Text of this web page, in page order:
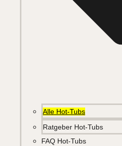
Alle Hot-Tubs
Ratgeber Hot-Tubs
FAQ Hot-Tubs